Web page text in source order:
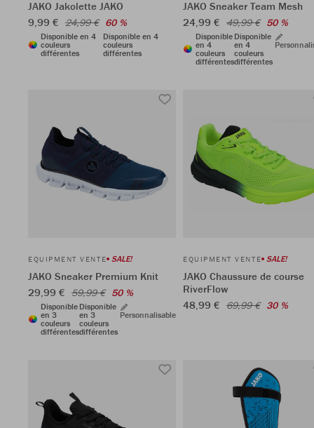
JAKO Jakolette JAKO
9,99 € 24,99 € 60 %
Disponible en 4
couleurs
différentes
Disponible en 4
couleurs
différentes
JAKO Sneaker Team Mesh
24,99 € 49,99 € 50 %
Disponible
en 4
couleurs
différentes
Disponible
en 4
couleurs
différentes
EQUIPMENT VENTE SALE!
JAKO Sneaker Premium Knit
29,99 € 59,99 € 50 %
Disponible
en 3
couleurs
différentes
Disponible
en 3
couleurs
différentes
Personnalisable
EQUIPMENT VENTE SALE!
JAKO Chaussure de course
RiverFlow
48,99 € 69,99 € 30 %